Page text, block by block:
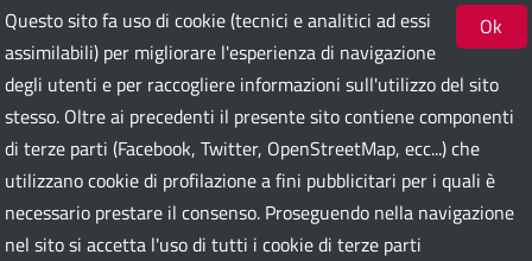
Ok
Questo sito fa uso di cookie (tecnici e analitici ad essi
assimilabili) per migliorare l'esperienza di navigazione
degli utenti e per raccogliere informazioni sull'utilizzo del sito
stesso. Oltre ai precedenti il presente sito contiene componenti
di terze parti (Facebook, Twitter, OpenStreetMap, ecc...) che
utilizzano cookie di profilazione a fini pubblicitari per i quali è
necessario prestare il consenso. Proseguendo nella navigazione
nel sito si accetta l'uso di tutti i cookie di terze parti
Bari Guest Card
ITA ENG DEU SPA FRA RUS